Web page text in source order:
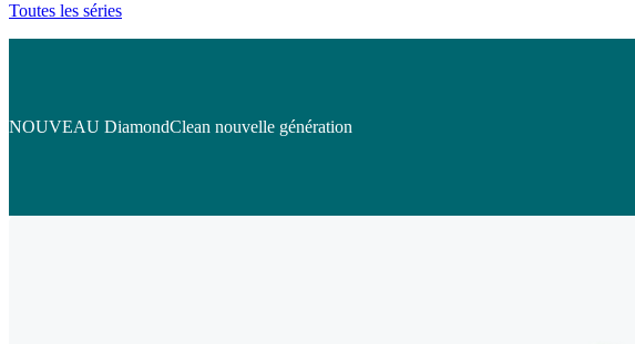
Toutes les séries
NOUVEAU DiamondClean nouvelle génération